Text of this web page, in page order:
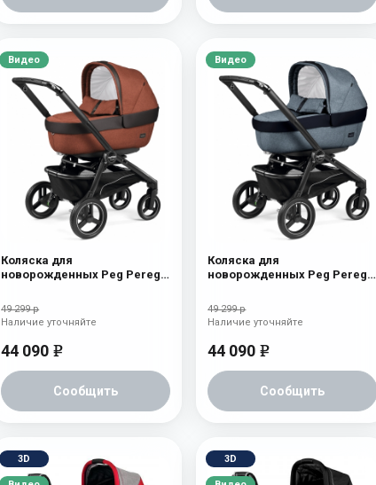
Видео
Коляска для
новорожденных Peg Perego
49 299 р
44 090 e
Сообщить
Наличие уточняйте
Видео
Коляска для
новорожденных Peg Perego
49 299 р
44 090 e
Сообщить
Наличие уточняйте
3D 3D